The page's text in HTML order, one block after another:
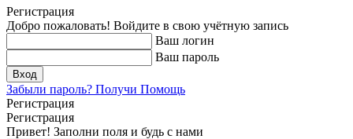
Регистрация
Добро пожаловать! Войдите в свою учётную запись
Ваш логин
Ваш пароль
Забыли пароль? Получи Помощь
Регистрация
Регистрация
Привет! Заполни поля и будь с нами